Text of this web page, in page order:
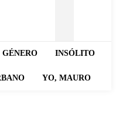
GÉNERO INSÓLITO
YO, MAURO